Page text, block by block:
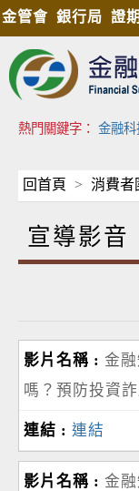
金管會 銀行局 證
熱門關鍵字： 金融科
回首頁 消費者
宣導影音
金
嗎？預防投資詐
連結
金